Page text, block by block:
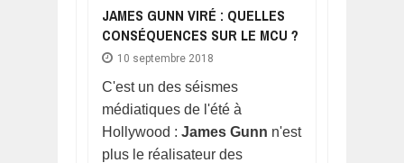
JAMES GUNN VIRÉ : QUELLES
CONSÉQUENCES SUR LE MCU ?
10 septembre 2018
C'est un des séismes
médiatiques de l'été à
Hollywood : James Gunn n'est
plus le réalisateur des